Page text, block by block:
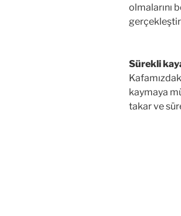
olmalarını
Sürekli
kaymaya
takar ve